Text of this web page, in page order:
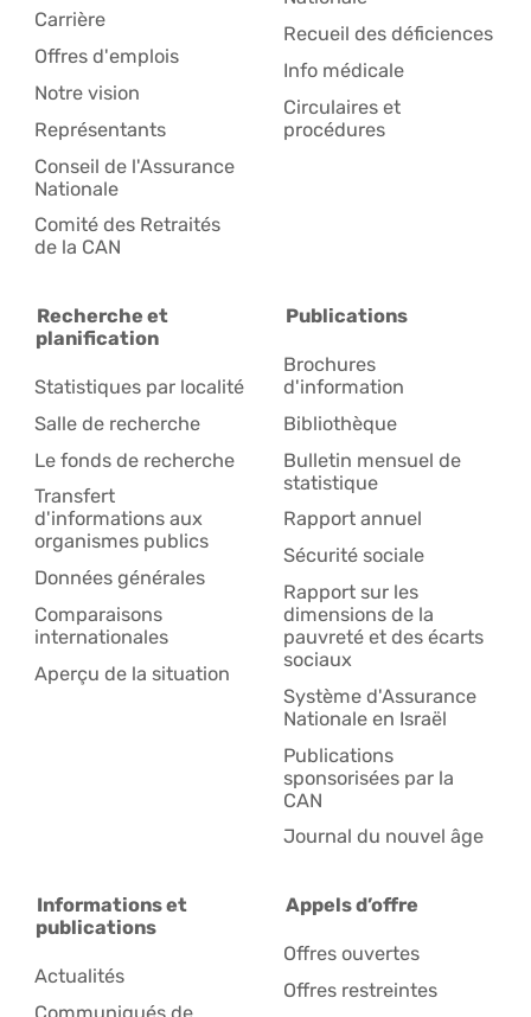
Carrière
Offres d'emplois
Notre vision
Représentants
Conseil de l'Assurance
Nationale
Comité des Retraités
de la CAN
Recueil des déficiences
Info médicale
Circulaires et
procédures
Recherche et
planification
Statistiques par localité
Salle de recherche
Le fonds de recherche
Transfert
d'informations aux
organismes publics
Données générales
Comparaisons
internationales
Aperçu de la situation
Publications
Brochures
d'information
Bibliothèque
Bulletin mensuel de
statistique
Rapport annuel
Sécurité sociale
Rapport sur les
dimensions de la
pauvreté et des écarts
sociaux
Système d'Assurance
Nationale en Israël
Publications
sponsorisées par la
CAN
Journal du nouvel âge
Informations et
publications
Actualités
Appels d’offre
Offres ouvertes
Offres restreintes